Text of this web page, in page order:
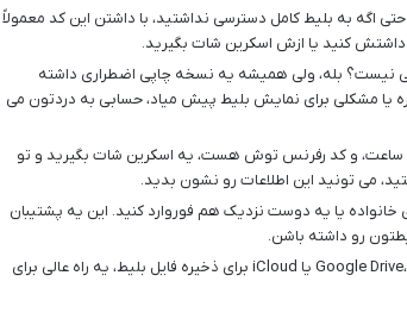
اگه به بلیط کامل دسترسی نداشتید، با داشتن این کد معمولاً
کنید یا ازش اسکرین شات بگیرید.
نیست؟ بله، ولی همیشه یه نسخه چاپی اضطراری داشته
یا مشکلی برای نمایش بلیط پیش میاد، حسابی به دردتون می
ساعت، و کد رفرنس توش هست، یه اسکرین شات بگیرید و تو
می تونید این اطلاعات رو نشون بدید.
خانواده یا یه دوست نزدیک هم فوروارد کنید. این یه پشتیبان
رو داشته باشن.
استفاده از فضای ابری مثل Google Drive، Dropbox یا iCloud برای ذخیره فایل بلیط، یه راه عالی برای